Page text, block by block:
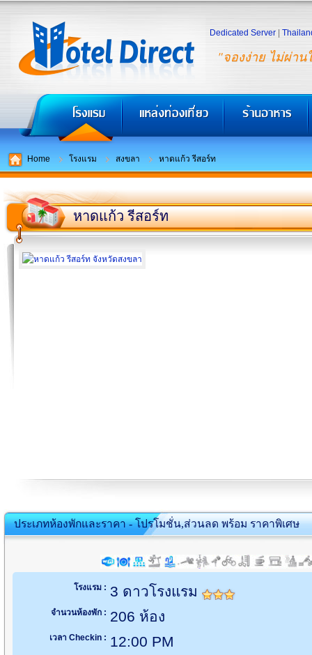
"จองง่าย ไม่ผ่าน
Dedicated Server
Home โรงแรม สงขลา หาดแก้ว รีสอร์ท
หาดแก้ว รีสอร์ท
ประเภทห้องพักและราคา - โปรโมชั่น,ส่วนลด พร้อม ราคาพิเศษ
โรงแรม : 3 ดาวโรงแรม
จำนวนห้องพัก : 206 ห้อง
เวลา Checkin : 12:00 PM